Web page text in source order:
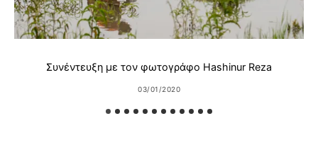
Συνέντευξη με τον φωτογράφο Hashinur Reza
03/01/2020